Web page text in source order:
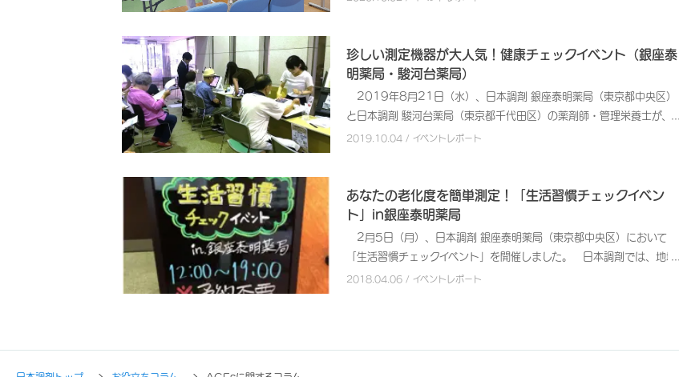
ーターになってくださっている方も多く、「また開催してくれてうれし
い」というお声もいただきました。 日本調剤では、良質な医療サービ
スを提供する企業として、今後も地域の皆さまへお薬や健康管理に関す
る情報提供の機会を積極的に設けていきます。【イベント概要】開 催 日
時：2021年10月25日（月）午前10時～午後4時会 場：日本
ーにたった数十秒かざすだけで簡単に測定することができます。また、
測定とあわせて、チェックシートを用いて生活習慣を振り返りながら糖
尿病のかかりやすさやリスクのチェックも実施。その後に、結果に基づ
いて管理栄養士から生活習慣のアドバイスや栄養相談・健康相談を実施
しました。 AGEｓが増えるとしわやくすみの原因にもなるとご説明す
の測定をしてみたかったから今回のイベントに参加できてうれしい」と
いうお声もいただきました。 日本調剤では、良質な医療サービスを提
供する企業として、今後も地域の皆さまへお薬や健康管理に関する情報
提供の機会を積極的に設けていきます。【イベント概要】開 催 日 時：
2021年10月22日（金）午前10時～午後4時会 場：日本調剤
的に参画して、健康に関する啓発活動に取り組んでいます。 今回郡山
薬局店内では、新型コロナウイルス感染予防として、来場された方に対
しマスクの着用や手指消毒のお願い、測定ごとの機器消毒などできる限
りの対策を講じた上で、「AGEs（エージーイー：最終糖化産物）」の
定することができます。測定後には結果に基づいて薬剤師や管理栄養士
から生活習慣のアドバイスや栄養相談・健康相談を実施。食事や運動に
ついて熱心に相談される方が多くいらっしゃり、健康に対する意識の高
さがうかがえました。 測定結果が良かった方も「長年続けてきたラジ
オ体操が良かったのかな」「今後も意識して野菜を摂るようにしよう」
珍しい測定機器が大人気！健康チェックイベント（銀座泰
明薬局・駿河台薬局）
2019年8月21日（水）、日本調剤 銀座泰明薬局（東京都中央区）
と日本調剤 駿河台薬局（東京都千代田区）の薬剤師・管理栄養士が、中
央区の地域包括支援センター「京橋おとしより相談センター」で「健康
理、未病意識の向上などを目的とした健康イベントを開催しています。
また、自主開催以外の各種健康関連イベントにも積極的に参画して、健
康に関する啓発活動に取り組んでいます。 当日はチラシや口コミでイ
ベントのことを知った参加希望者の方々で開始前の時間からにぎわって
2019.10.04 / イベントレポート
あなたの老化度を簡単測定！「生活習慣チェックイベン
ト」in銀座泰明薬局
2月5日（月）、日本調剤 銀座泰明薬局（東京都中央区）において
「生活習慣チェックイベント」を開催しました。 日本調剤では、地域
社会に貢献する医療サービス提供企業として、地域住民の皆さまの健康
明薬局店内では、「AGEs（エージーイー：最終糖化産物）」の蓄積量
2018.04.06 / イベントレポート